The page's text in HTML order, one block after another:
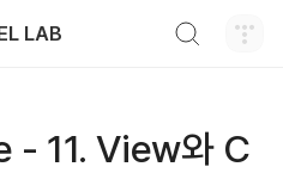
LAB
- 11. View와 C